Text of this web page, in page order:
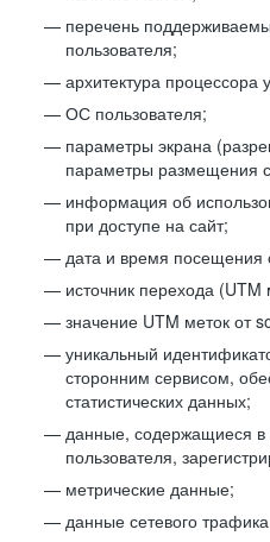
перечень
пользователя;
архитектура процессора
ОС пользователя;
параметры экрана
параметры размещения
информация об
при доступе на сайт;
дата и время посещения
источник перехода (UTM
значение UTM меток от
уникальный
сторонним сервисом,
статистических данных;
данные, содержащиеся в
пользователя,
метрические данные;
данные сетевого